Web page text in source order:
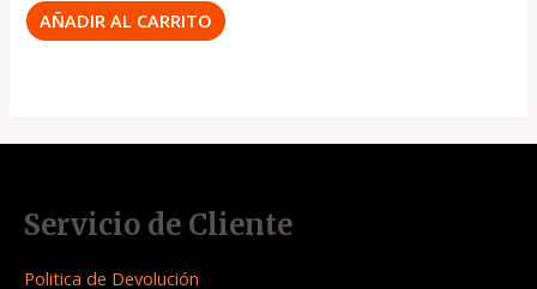
AÑADIR AL CARRITO
Servicio de Cliente
Politica de Devolución